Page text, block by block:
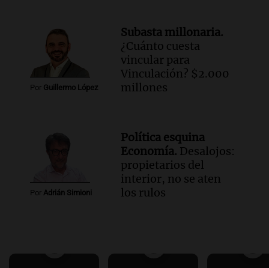
Por Guillermo López
Subasta millonaria.
¿Cuánto cuesta
vincular para
Vinculación? $2.000
millones
Por Adrián Simioni
Política esquina
Economía. Desalojos:
propietarios del
interior, no se aten
los rulos